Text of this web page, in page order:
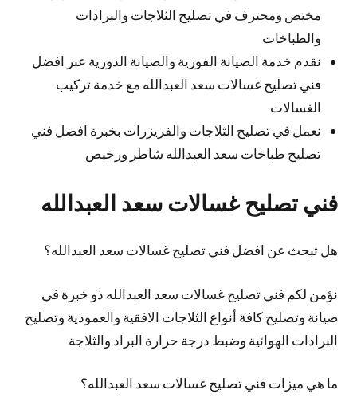
مختص ومحترف في تصليح الثلاجات والبرادات
والطباخات
نقدم خدمة الصيانة الفورية والصيانة الدورية عبر افضل
فني تصليح غسالات سعد العبدالله مع خدمة تركيب
الغسالات
نعمل في تصليح الثلاجات والفريزرات بخبرة افضل فني
تصليح طباخات سعد العبدالله شاطر ورخيص
فني تصليح غسالات سعد العبدالله
هل تبحث عن افضل فني تصليح غسالات سعد العبدالله؟
نؤمن لكم فني تصليح غسالات سعد العبدالله ذو خبرة في
صيانة وتصليح كافة أنواع الثلاجات الافقية والعمودية وتصليح
البرادات الهوائية وضبط درجة حرارة البراد والثلاجة
ما هي ميزات فني تصليح غسالات سعد العبدالله؟